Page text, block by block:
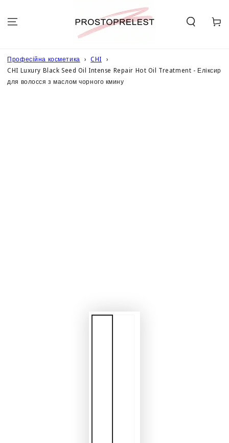
Кошик
Професійна косметика
CHI
CHI Luxury Black Seed Oil Intense Repair Hot Oil Treatment - Еліксир
для волосся з маслом чорного кмину